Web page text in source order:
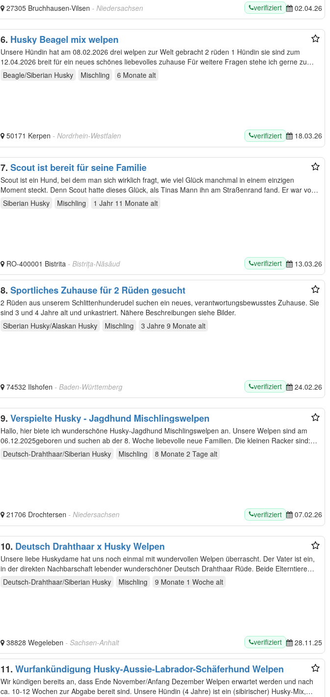
27305 Bruchhausen-Vilsen - Niedersachsen verifiziert 02.04.26
6. Husky Beagel mix welpen
Unsere Hündin hat am 08.02.2026 drei welpen zur Welt gebracht 2 rüden 1 Hündin sie sind zum
12.04.2026 breit für ein neues schönes liebevolles zuhause Für weitere Fragen stehe ich gerne zu…
Beagle/Siberian Husky
Mischling 6 Monate alt
50171 Kerpen - Nordrhein-Westfalen verifiziert 18.03.26
7. Scout ist bereit für seine Familie
Scout ist ein Hund, bei dem man sich wirklich fragt, wie viel Glück manchmal in einem einzigen
Moment steckt. Denn Scout hatte dieses Glück, als Tinas Mann ihn am Straßenrand fand. Er war von
einem…
Siberian Husky Mischling 1 Jahr 11 Monate alt
RO-400001 Bistrita - Bistrița-Năsăud verifiziert 13.03.26
8. Sportliches Zuhause für 2 Rüden gesucht
2 Rüden aus unserem Schlittenhunderudel suchen ein neues, verantwortungsbewusstes Zuhause. Sie
sind 3 und 4 Jahre alt und unkastriert. Nähere Beschreibungen siehe Bilder.
Siberian Husky/Alaskan Husky
Mischling 3 Jahre 9 Monate alt
74532 Ilshofen - Baden-Württemberg verifiziert 24.02.26
9. Verspielte Husky - Jagdhund Mischlingswelpen
Hallo, hier biete ich wunderschöne Husky-Jagdhund Mischlingswelpen an. Unsere Welpen sind am
06.12.2025geboren und suchen ab der 8. Woche liebevolle neue Familien. Die kleinen Racker sind:
•…
Deutsch-Drahthaar/Siberian Husky Mischling 8 Monate 2 Tage alt
21706 Drochtersen - Niedersachsen verifiziert 07.02.26
10. Deutsch Drahthaar x Husky Welpen
Unsere liebe Huskydame hat uns noch einmal mit wundervollen Welpen überrascht. Der Vater ist ein,
in der direkten Nachbarschaft lebender wunderschöner Deutsch Drahthaar Rüde. Beide Elterntiere
sind…
Deutsch-Drahthaar/Siberian Husky Mischling 9 Monate 1 Woche alt
38828 Wegeleben - Sachsen-Anhalt verifiziert 28.11.25
11. Wurfankündigung Husky-Aussie-Labrador-Schäferhund Welpen
Wir kündigen bereits an, dass Ende November/Anfang Dezember Welpen erwartet werden und nach
ca. 10-12 Wochen zur Abgabe bereit sind. Unsere Hündin (4 Jahre) ist ein (sibirischer) Husky-Mix,…